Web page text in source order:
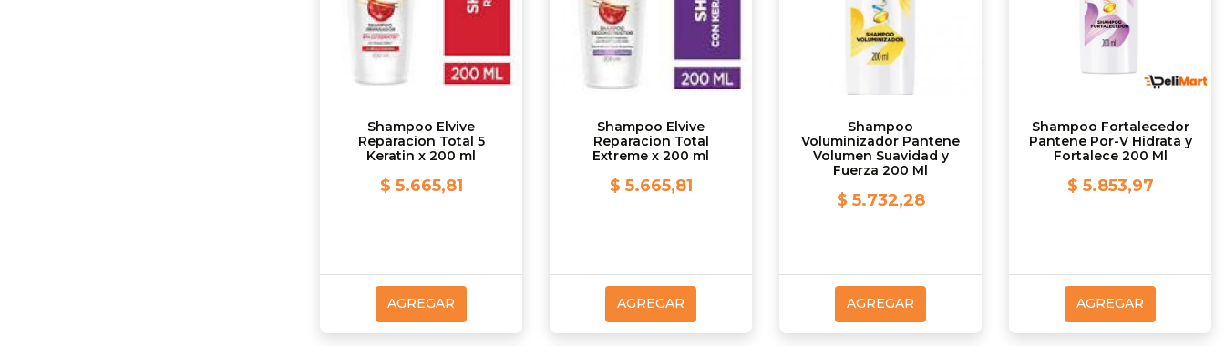
Shampoo Elvive
Reparacion Total 5
Keratin x 200 ml
$ 5.665,81
AGREGAR
Shampoo Elvive
Reparacion Total
Extreme x 200 ml
$ 5.665,81
AGREGAR
Shampoo
Voluminizador Pantene
Volumen Suavidad y
Fuerza 200 Ml
$ 5.732,28
AGREGAR
Shampoo Fortalecedor
Pantene Por-V Hidrata y
Fortalece 200 Ml
$ 5.853,97
AGREGAR